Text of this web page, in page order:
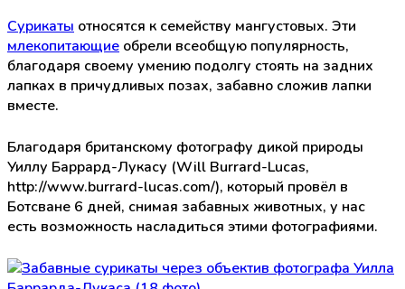
Сурикаты относятся к семейству мангустовых. Эти
млекопитающие обрели всеобщую популярность,
благодаря своему умению подолгу стоять на задних
лапках в причудливых позах, забавно сложив лапки
вместе.
Благодаря британскому фотографу дикой природы
Уиллу Баррард-Лукасу (Will Burrard-Lucas,
http://www.burrard-lucas.com/), который провёл в
Ботсване 6 дней, снимая забавных животных, у нас
есть возможность насладиться этими фотографиями.